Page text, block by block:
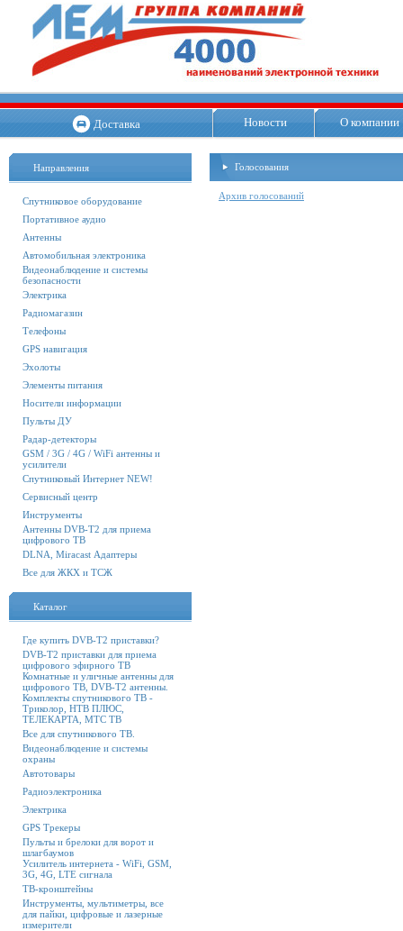
Доставка Новости О компании
Направления
Спутниковое оборудование
Портативное аудио
Антенны
Автомобильная электроника
Видеонаблюдение и системы
безопасности
Электрика
Радиомагазин
Телефоны
GPS навигация
Эхолоты
Элементы питания
Носители информации
Пульты ДУ
Радар-детекторы
GSM / 3G / 4G / WiFi антенны и
усилители
Спутниковый Интернет NEW!
Сервисный центр
Инструменты
Антенны DVB-T2 для приема
цифрового ТВ
DLNA, Miracast Адаптеры
Все для ЖКХ и ТСЖ
Каталог
Где купить DVB-T2 приставки?
DVB-T2 приставки для приема
цифрового эфирного ТВ
Комнатные и уличные антенны для
цифрового ТВ, DVB-T2 антенны.
Комплекты спутникового ТВ -
Триколор, НТВ ПЛЮС,
ТЕЛЕКАРТА, МТС ТВ
Все для спутникового ТВ.
Видеонаблюдение и системы
охраны
Автотовары
Радиоэлектроника
Электрика
GPS Трекеры
Пульты и брелоки для ворот и
шлагбаумов
Усилитель интернета - WiFi, GSM,
3G, 4G, LTE сигнала
ТВ-кронштейны
Инструменты, мультиметры, все
для пайки, цифровые и лазерные
измерители
Голосования
Архив голосований